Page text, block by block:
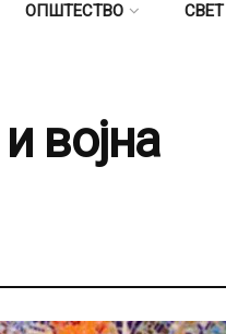
ОПШТЕСТВО СВЕТ
војна